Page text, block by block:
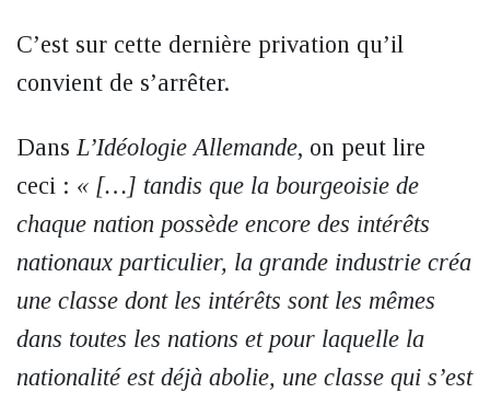
C’est sur cette dernière privation qu’il
convient de s’arrêter.
DansL’Idéologie Allemande, on peut lire
ceci : « […] tandis que la bourgeoisie de
chaque nation possède encore des intérêts
nationaux particulier, la grande industrie créa
une classe dont les intérêts sont les mêmes
dans toutes les nations et pour laquelle la
nationalité est déjà abolie, une classe qui s’est